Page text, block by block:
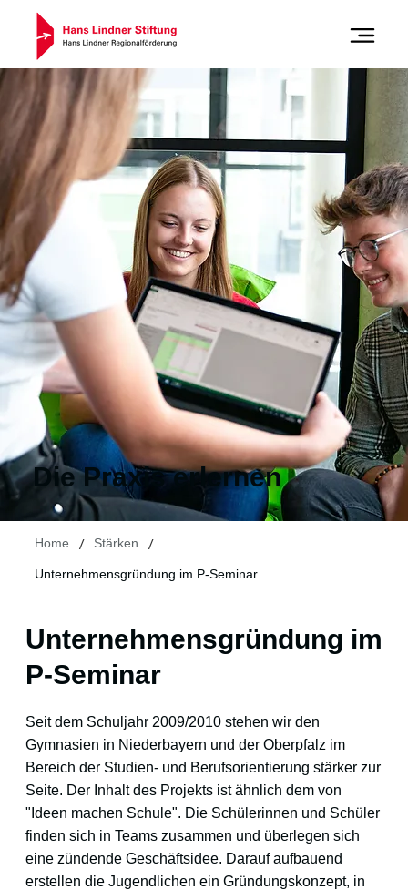
Die Praxis erlernen
Home / Stärken /
Unternehmensgründung im P-Seminar
Unternehmensgründung im
P-Seminar
Seit dem Schuljahr 2009/2010 stehen wir den
Gymnasien in Niederbayern und der Oberpfalz im
Bereich der Studien- und Berufsorientierung stärker zur
Seite. Der Inhalt des Projekts ist ähnlich dem von
"Ideen machen Schule". Die Schülerinnen und Schüler
finden sich in Teams zusammen und überlegen sich
eine zündende Geschäftsidee. Darauf aufbauend
erstellen die Jugendlichen ein Gründungskonzept, in